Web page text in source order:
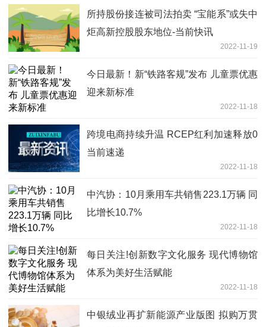
所持股份接连被司法拍卖 “宝能系”或失中
炬高新控股股东地位-当前快讯
2022-11-19
今日最新！新“铁路客规”发布 儿童票优惠
迎来新标准
2022-11-18
跨境电商持续升温 RCEP红利加速释放0
当前速递
2022-11-18
中汽协：10月乘用车共销售223.1万辆 同
比增长10.7%
2022-11-18
每日关注!创新数字文化服务 现代博物馆
体系为美好生活赋能
2022-11-18
中银绒业再扩新能源产业版图 拟购万贯